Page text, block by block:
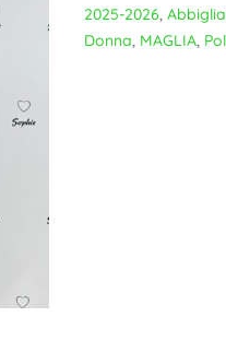
2025-2026,
Donna, MAGLIA,